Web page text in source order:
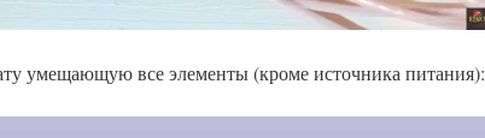
умещающую все элементы (кроме источника питания):